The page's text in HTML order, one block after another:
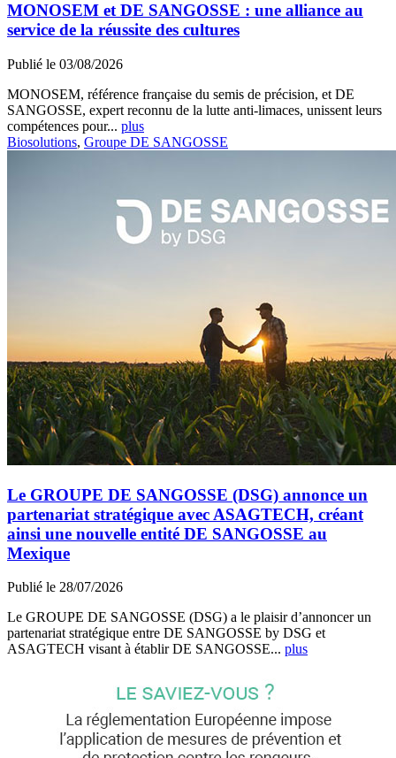
MONOSEM et DE SANGOSSE : une alliance au
service de la réussite des cultures
Publié le 03/08/2026
MONOSEM, référence française du semis de précision, et DE
SANGOSSE, expert reconnu de la lutte anti-limaces, unissent leurs
compétences pour... plus
Biosolutions, Groupe DE SANGOSSE
Le GROUPE DE SANGOSSE (DSG) annonce un
partenariat stratégique avec ASAGTECH, créant
ainsi une nouvelle entité DE SANGOSSE au
Mexique
Publié le 28/07/2026
Le GROUPE DE SANGOSSE (DSG) a le plaisir d’annoncer un
partenariat stratégique entre DE SANGOSSE by DSG et
ASAGTECH visant à établir DE SANGOSSE... plus